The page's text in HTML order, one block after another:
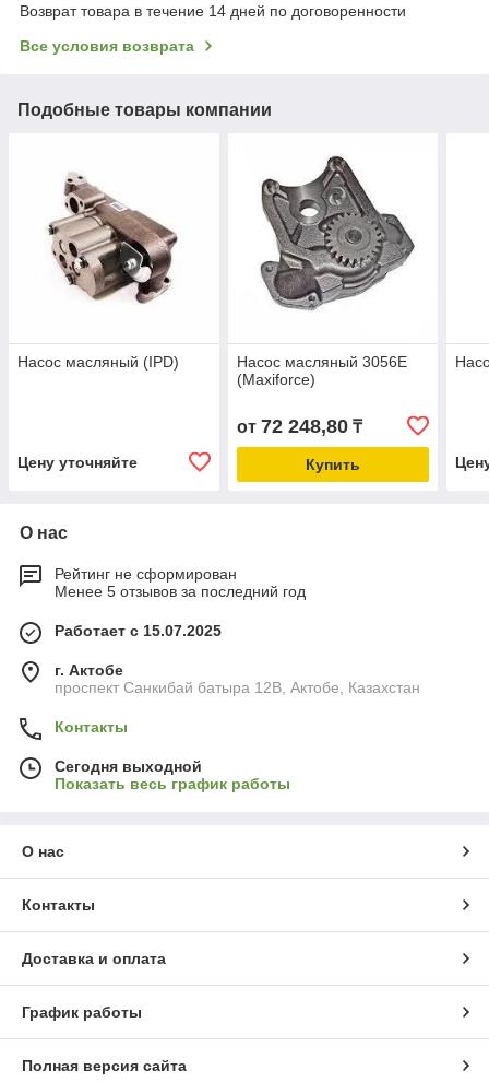
Возврат товара в течение 14 дней по договоренности
Все условия возврата
Подобные товары компании
Насос масляный (IPD)
Цену уточняйте
Насос масляный 3056E
(Maxiforce)
от 72 248,80₸
Купить
О нас
Рейтинг не сформирован
Менее 5 отзывов за последний год
Работает с 15.07.2025
г. Актобе
проспект Санкибай батыра 12В, Актобе, Казахстан
Контакты
Сегодня выходной
Показать весь график работы
О нас
Контакты
Доставка и оплата
График работы
Полная версия сайта